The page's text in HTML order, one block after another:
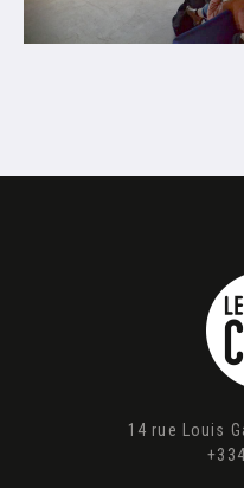
14 rue Louis